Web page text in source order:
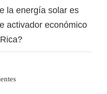
la energía solar es
activador económico